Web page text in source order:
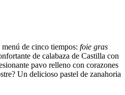
de cinco tiempos: foie gras
de calabaza de Castilla con
pavo relleno con corazones
Un delicioso pastel de zanahoria